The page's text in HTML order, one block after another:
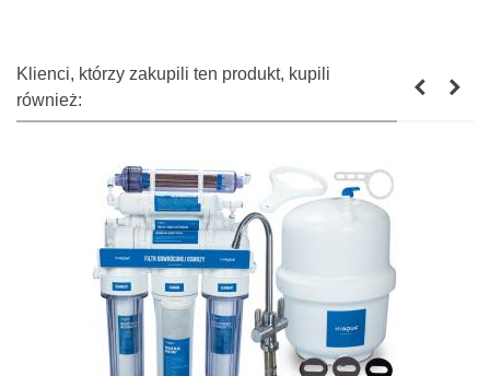
Klienci, którzy zakupili ten produkt, kupili
również: